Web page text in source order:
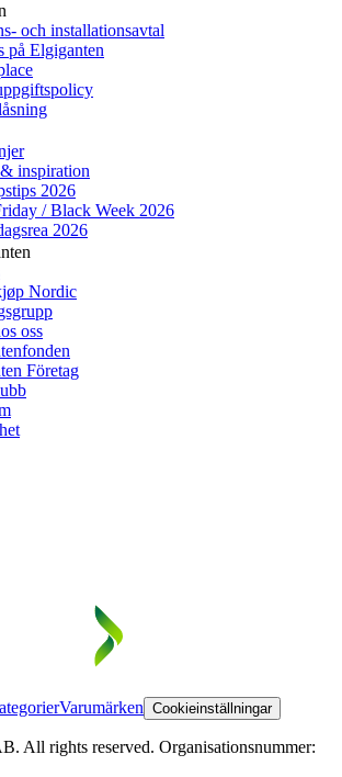
och installationsavtal
på Elgiganten
inspiration
2026
/ Black Week 2026
2026
Nordic
oss
Företag
Varumärken Cookieinställningar
All rights reserved. Organisationsnummer: